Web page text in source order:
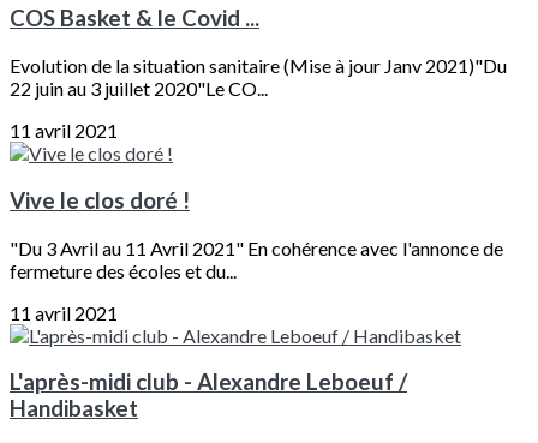
COS Basket & le Covid ...
Evolution de la situation sanitaire (Mise à jour Janv 2021)"Du
22 juin au 3 juillet 2020"Le CO...
11 avril 2021
Vive le clos doré !
"Du 3 Avril au 11 Avril 2021" En cohérence avec l'annonce de
fermeture des écoles et du...
11 avril 2021
L'après-midi club - Alexandre Leboeuf /
Handibasket